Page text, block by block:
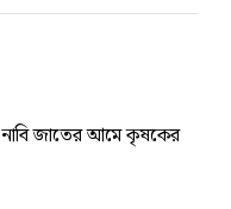
জাতের আমে কৃষকের